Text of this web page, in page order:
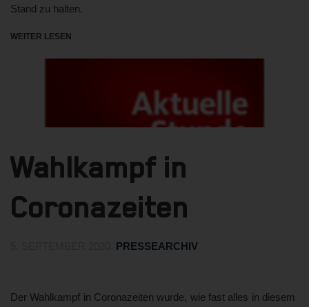
Stand zu halten.
WEITER LESEN
Wahlkampf in
Coronazeiten
PRESSEARCHIV
Der Wahlkampf in Coronazeiten wurde, wie fast alles in diesem